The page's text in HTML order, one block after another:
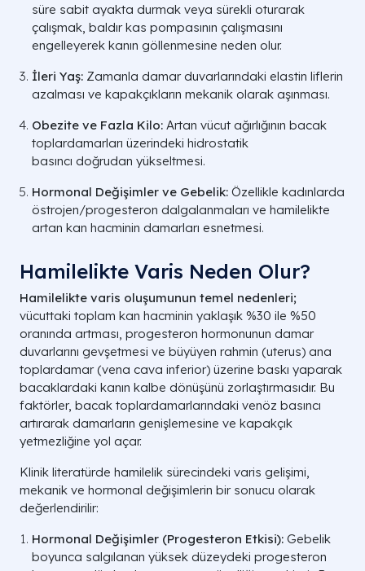
süre sabit ayakta durmak veya sürekli oturarak
çalışmak, baldır kas pompasının çalışmasını
engelleyerek kanın göllenmesine neden olur.
İleri Yaş: Zamanla damar duvarlarındaki elastin liflerin
azalması ve kapakçıkların mekanik olarak aşınması.
Obezite ve Fazla Kilo: Artan vücut ağırlığının bacak
toplardamarları üzerindeki hidrostatik
basıncı doğrudan yükseltmesi.
Hormonal Değişimler ve Gebelik: Özellikle kadınlarda
östrojen/progesteron dalgalanmaları ve hamilelikte
artan kan hacminin damarları esnetmesi.
Hamilelikte Varis Neden Olur?
Hamilelikte varis oluşumunun temel nedenleri;
vücuttaki toplam kan hacminin yaklaşık %30 ile %50
oranında artması, progesteron hormonunun damar
duvarlarını gevşetmesi ve büyüyen rahmin (uterus) ana
toplardamar (vena cava inferior) üzerine baskı yaparak
bacaklardaki kanın kalbe dönüşünü zorlaştırmasıdır. Bu
faktörler, bacak toplardamarlarındaki venöz basıncı
artırarak damarların genişlemesine ve kapakçık
yetmezliğine yol açar.
Klinik literatürde hamilelik sürecindeki varis gelişimi,
mekanik ve hormonal değişimlerin bir sonucu olarak
değerlendirilir:
Hormonal Değişimler (Progesteron Etkisi): Gebelik
boyunca salgılanan yüksek düzeydeki progesteron